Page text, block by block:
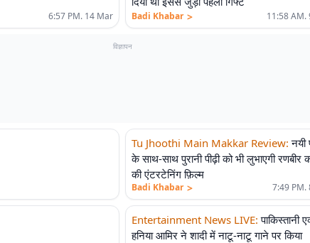
6:57 PM. 14 Mar Badi Khabar > 11:58 AM.
विज्ञापन
Tu Jhoothi Main Makkar Review: नयी
के साथ-साथ पुरानी पीढ़ी को भी लुभाएगी रणबीर
की एंटरटेनिंग फ़िल्म
Badi Khabar > 7:49 PM.
Entertainment News LIVE: पाकिस्तानी
हनिया आमिर ने शादी में नाटू-नाटू गाने पर किया